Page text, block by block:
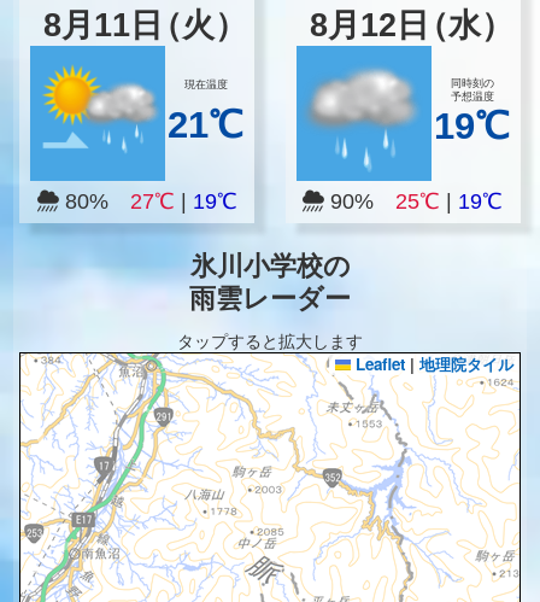
8月 11日（火）
現在温度
21℃
80% 27℃ 19℃
8月 12 日（水）
同時刻の
予想温度
19℃
90%25℃ 19℃
氷川小学校の
雨雲レーダー
タップすると拡大します
Leaflet | 地理院タイル